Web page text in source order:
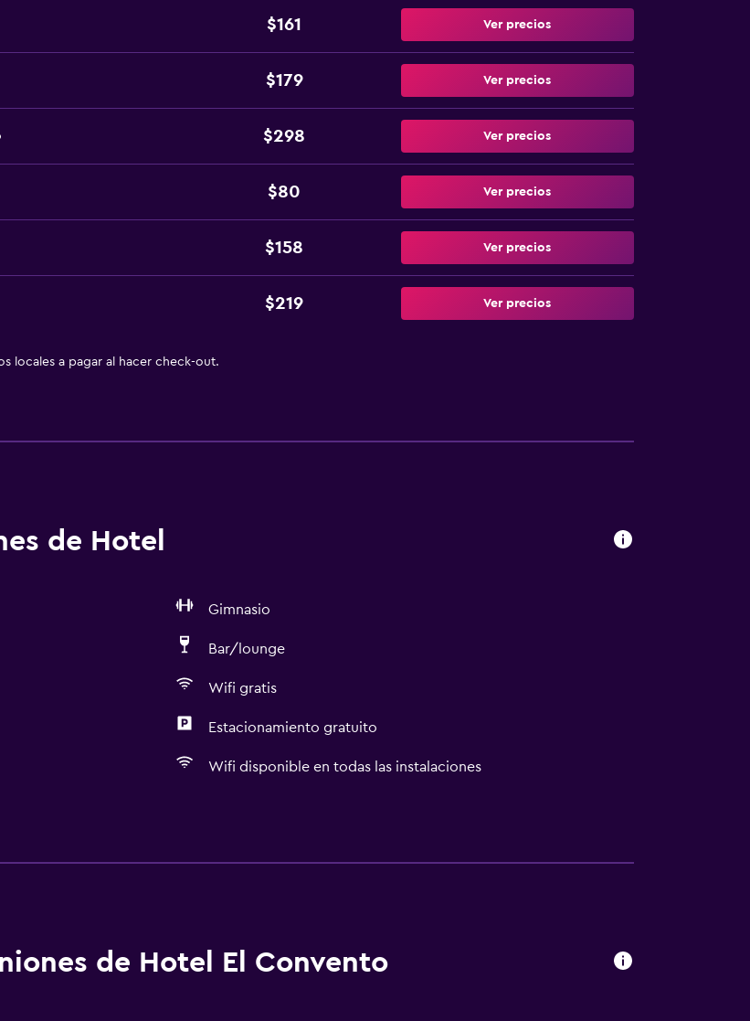
$161 Ver precios
$179 Ver precios
$298 Ver precios
$80 Ver precios
$158 Ver precios
$219 Ver precios
locales a pagar al hacer check-out.
de Hotel
Gimnasio
Bar/lounge
Wifi gratis
Estacionamiento gratuito
Wifi disponible en todas las instalaciones
Unidad ubicada en la planta baja
Accesibilidad
de Hotel El Convento